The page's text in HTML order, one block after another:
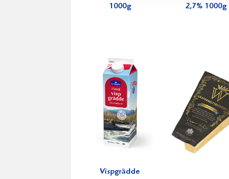
1000g
2,7% 1000g
Vispgrädde